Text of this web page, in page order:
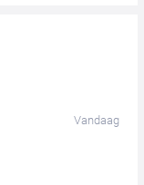
Vandaag